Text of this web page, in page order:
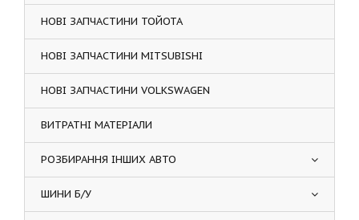
НОВІ ЗАПЧАСТИНИ ТОЙОТА
НОВІ ЗАПЧАСТИНИ MITSUBISHI
НОВІ ЗАПЧАСТИНИ VOLKSWAGEN
ВИТРАТНІ МАТЕРІАЛИ
РОЗБИРАННЯ ІНШИХ АВТО
ШИНИ Б/У